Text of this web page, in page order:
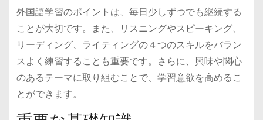
外国語学習のポイントは、毎日少しずつでも継続する
ことが大切です。また、リスニングやスピーキング、
リーディング、ライティングの４つのスキルをバラン
スよく練習することも重要です。さらに、興味や関心
のあるテーマに取り組むことで、学習意欲を高めるこ
とができます。